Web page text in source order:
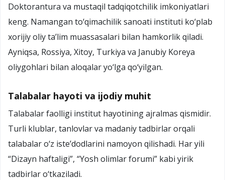
Doktorantura va mustaqil tadqiqotchilik imkoniyatlari
keng. Namangan to‘qimachilik sanoati instituti ko‘plab
xorijiy oliy ta’lim muassasalari bilan hamkorlik qiladi.
Ayniqsa, Rossiya, Xitoy, Turkiya va Janubiy Koreya
oliygohlari bilan aloqalar yo‘lga qo‘yilgan.
Talabalar hayoti va ijodiy muhit
Talabalar faolligi institut hayotining ajralmas qismidir.
Turli klublar, tanlovlar va madaniy tadbirlar orqali
talabalar o‘z iste’dodlarini namoyon qilishadi. Har yili
“Dizayn haftaligi”, “Yosh olimlar forumi” kabi yirik
tadbirlar o‘tkaziladi.